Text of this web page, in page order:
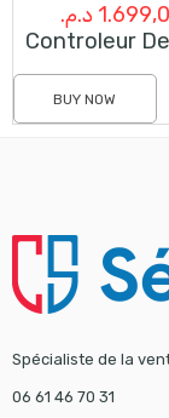
د.م.
BUY NOW
Spécialiste de la
06 61 46 70 31